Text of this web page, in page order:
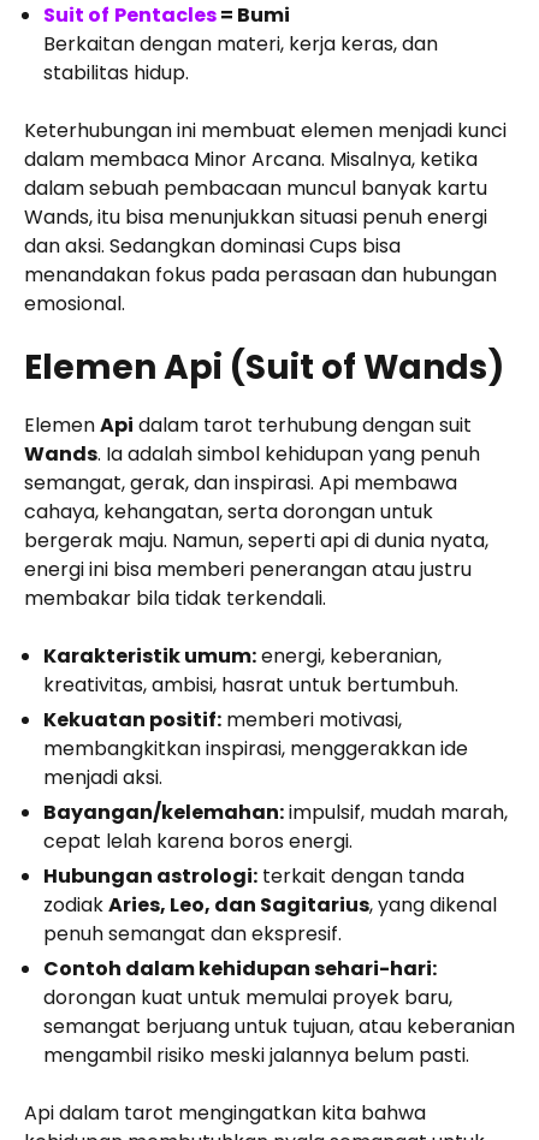
Suit of Pentacles= Bumi
Berkaitan dengan materi, kerja keras, dan
stabilitas hidup.
Keterhubungan ini membuat elemen menjadi kunci
dalam membaca Minor Arcana. Misalnya, ketika
dalam sebuah pembacaan muncul banyak kartu
Wands, itu bisa menunjukkan situasi penuh energi
dan aksi. Sedangkan dominasi Cups bisa
menandakan fokus pada perasaan dan hubungan
emosional.
Elemen Api (Suit of Wands)
ElemenApi dalam tarot terhubung dengan suit
Wands. Ia adalah simbol kehidupan yang penuh
semangat, gerak, dan inspirasi. Api membawa
cahaya, kehangatan, serta dorongan untuk
bergerak maju. Namun, seperti api di dunia nyata,
energi ini bisa memberi penerangan atau justru
membakar bila tidak terkendali.
Karakteristik umum:energi, keberanian,
kreativitas, ambisi, hasrat untuk bertumbuh.
Kekuatan positif: memberi motivasi,
membangkitkan inspirasi, menggerakkan ide
menjadi aksi.
Bayangan/kelemahan:impulsif, mudah marah,
cepat lelah karena boros energi.
Hubungan astrologi: terkait dengan tanda
zodiakAries, Leo, dan Sagitarius, yang dikenal
penuh semangat dan ekspresif.
Contoh dalam kehidupan sehari-hari:
dorongan kuat untuk memulai proyek baru,
semangat berjuang untuk tujuan, atau keberanian
mengambil risiko meski jalannya belum pasti.
Api dalam tarot mengingatkan kita bahwa